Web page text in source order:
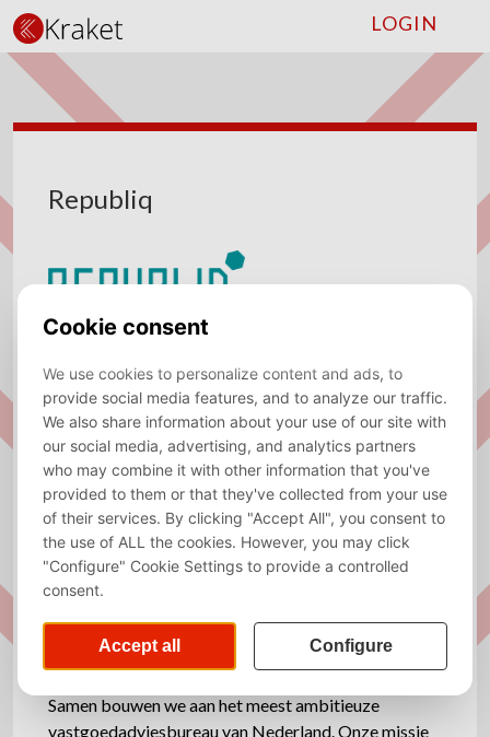
LOGIN
Republiq
Sector
Consulting, Data/AI Engineer, Public
Real Estate, Project Management
Required
language
Location
Amsterdam, Den Bosch
About Republiq
Impact maken in het publiek vastgoed, samen
Samen bouwen we aan het meest ambitieuze
vastgoedadviesbureau van Nederland. Onze missie